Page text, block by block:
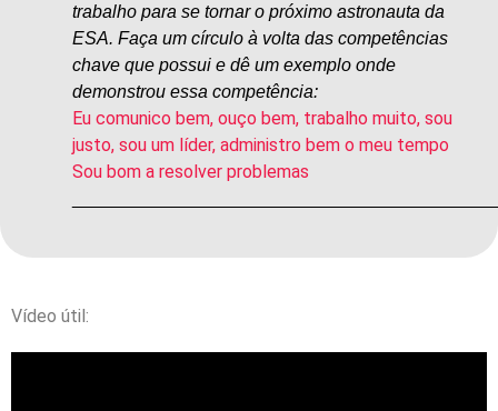
trabalho para se tornar o próximo astronauta da
ESA. Faça um círculo à volta das competências
chave que possui e dê um exemplo onde
demonstrou essa competência:
Eu comunico bem, ouço bem, trabalho muito, sou
justo, sou um líder, administro bem o meu tempo
Sou bom a resolver problemas
Vídeo útil: